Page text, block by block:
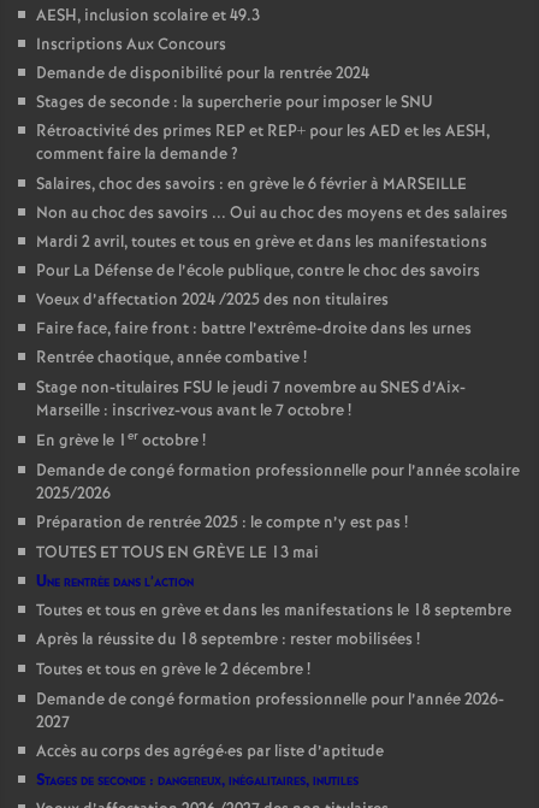
AESH, inclusion scolaire et 49.3
Inscriptions Aux Concours
Demande de disponibilité pour la rentrée 2024
Stages de seconde : la supercherie pour imposer le SNU
Rétroactivité des primes REP et REP+ pour les AED et les AESH,
comment faire la demande?
Salaires, choc des savoirs : en grève le 6 février à MARSEILLE
Non au choc des savoirs ... Oui au choc des moyens et des salaires
Mardi 2 avril, toutes et tous en grève et dans les manifestations
Pour La Défense de l’école publique, contre le choc des savoirs
Voeux d’affectation 2024 /2025 des non titulaires
Faire face, faire front : battre l’extrême-droite dans les urnes
Rentrée chaotique, année combative!
Stage non-titulaires FSU le jeudi 7 novembre au SNES d’Aix-
Marseille : inscrivez-vous avant le 7 octobre!
En grève le 1 er octobre!
Demande de congé formation professionnelle pour l’année scolaire
2025/2026
Préparation de rentrée 2025 : le compte n’y est pas !
TOUTES ET TOUS EN GRÈVE LE 13 mai
Une rentrée dans l’action
Toutes et tous en grève et dans les manifestations le 18 septembre
Après la réussite du 18 septembre : rester mobilisées !
Toutes et tous en grève le 2 décembre!
Demande de congé formation professionnelle pour l’année 2026-
2027
Accès au corps des agrégé·es par liste d’aptitude
Stages de seconde : dangereux, inégalitaires, inutiles